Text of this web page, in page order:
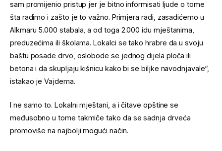
sam promijenio pristup jer je bitno informisati ljude o tome
šta radimo i zašto je to važno. Primjera radi, zasadićemo u
Alkmaru 5.000 stabala, a od toga 2.000 idu mještanima,
preduzećima ili školama. Lokalci se tako hrabre da u svoju
baštu posade drvo, oslobode se jednog dijela ploča ili
betona i da skupljaju kišnicu kako bi se biljke navodnjavale“,
istakao je Vajdema.
I ne samo to. Lokalni mještani, a i čitave opštine se
međusobno u tome takmiče tako da se sadnja drveća
promoviše na najbolji mogući način.